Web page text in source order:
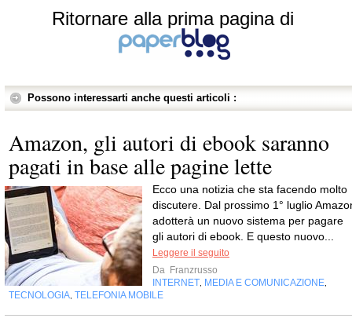
Ritornare alla prima pagina di
Possono interessarti anche questi articoli :
Amazon, gli autori di ebook saranno
pagati in base alle pagine lette
Ecco una notizia che sta facendo molto
discutere. Dal prossimo 1° luglio
adotterà un nuovo sistema per pagare
gli autori di ebook. E questo nuovo...
Leggere il seguito
Da Franzrusso
INTERNET MEDIA E COMUNICAZIONE
TECNOLOGIA TELEFONIA MOBILE